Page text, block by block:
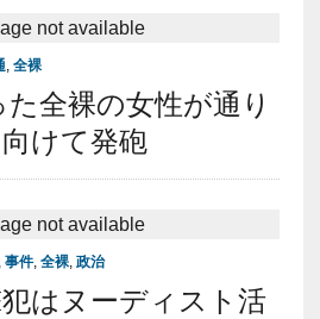
, 全裸
全裸の女性が通り
けて発砲
, 事件, 全裸, 政治
はヌーディスト活